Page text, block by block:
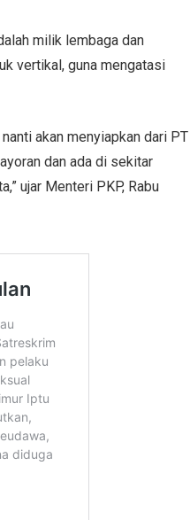
milik lembaga dan
vertikal, guna mengatasi
akan menyiapkan dari PT
dan ada di sekitar
ujar Menteri PKP, Rabu